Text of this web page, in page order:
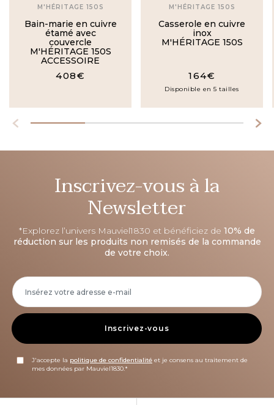
M'HÉRITAGE 150S
Bain-marie en cuivre
étamé avec
couvercle
M'HÉRITAGE 150S
ACCESSOIRE
408€
M'HÉRITAGE 150S
Casserole en cuivre
inox
M'HÉRITAGE 150S
164€
Disponible en 5 tailles
Inscrivez-vous à la
Newsletter
*Explorez l’univers Mauviel1830 et bénéficiez de 10% de
réduction sur les produits non remisés de la commande
de votre choix.
Inscrivez-vous
J'accepte la politique de confidentialité et je consens au traitement de
mes données par Mauviel1830.*